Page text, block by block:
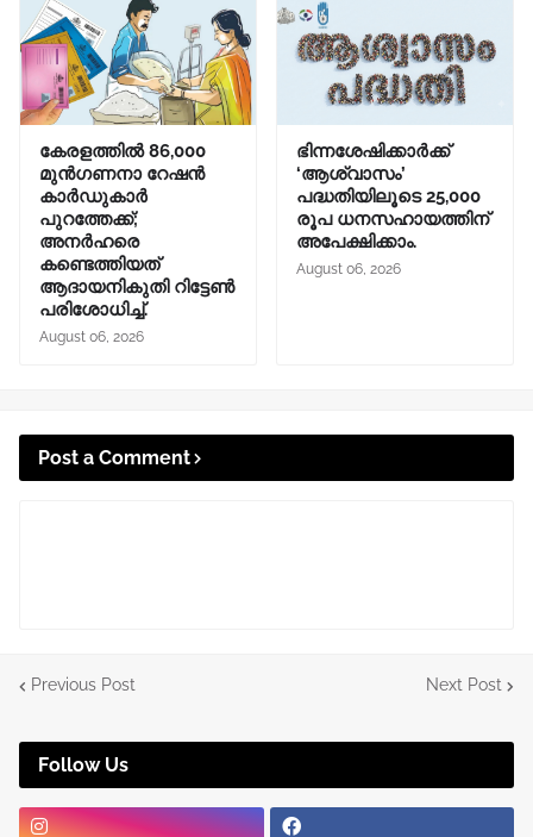
കേരളത്തിൽ 86,000
മുൻഗണനാ റേഷൻ
കാർഡുകാർ
പുറത്തേക്ക്;
അനർഹരെ
കണ്ടെത്തിയത്
ആദായനികുതി റിട്ടേൺ
പരിശോധിച്ച്.
August 06, 2026
ഭിന്നശേഷിക്കാർക്ക്
‘ആശ്വാസം’
പദ്ധതിയിലൂടെ 25,000
രൂപ ധനസഹായത്തിന്
അപേക്ഷിക്കാം.
August 06, 2026
Post a Comment
Previous Post Next Post
Follow Us